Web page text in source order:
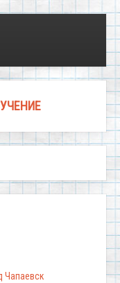
Чапаевск